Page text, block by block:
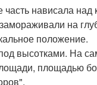
часть нависала
на
положение.
высотками. На
площадью